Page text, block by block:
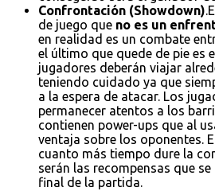
Confrontación (Showdown)
de juego que no es un
en realidad es un combate
el último que quede de pie es
jugadores deberán viajar
teniendo cuidado ya que
a la espera de atacar. Los
permanecer atentos a los
contienen power-ups que al
ventaja sobre los oponentes.
cuanto más tiempo dure la
serán las recompensas que
final de la partida.